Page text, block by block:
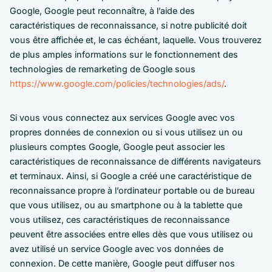
Google, Google peut reconnaître, à l’aide des
caractéristiques de reconnaissance, si notre publicité doit
vous être affichée et, le cas échéant, laquelle. Vous trouverez
de plus amples informations sur le fonctionnement des
technologies de remarketing de Google sous
https://www.google.com/policies/technologies/ads/.
Si vous vous connectez aux services Google avec vos
propres données de connexion ou si vous utilisez un ou
plusieurs comptes Google, Google peut associer les
caractéristiques de reconnaissance de différents navigateurs
et terminaux. Ainsi, si Google a créé une caractéristique de
reconnaissance propre à l’ordinateur portable ou de bureau
que vous utilisez, ou au smartphone ou à la tablette que
vous utilisez, ces caractéristiques de reconnaissance
peuvent être associées entre elles dès que vous utilisez ou
avez utilisé un service Google avec vos données de
connexion. De cette manière, Google peut diffuser nos